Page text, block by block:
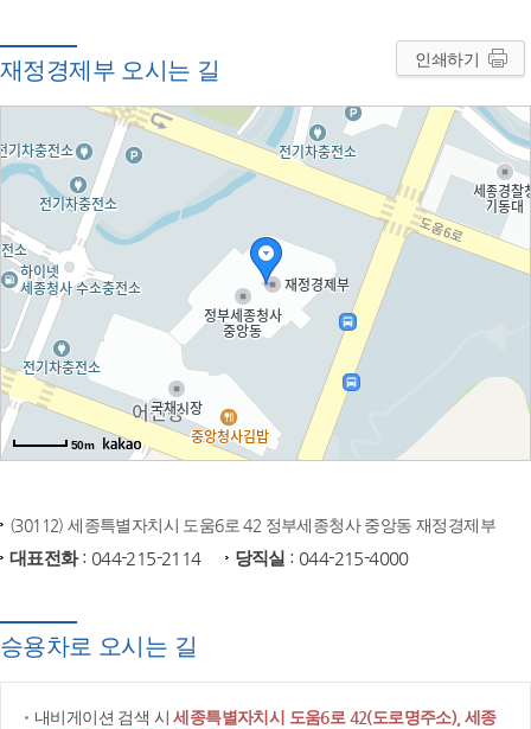
재정경제부 오시는 길 인쇄하기
50m
(30112) 세종특별자치시 도움6로 42 정부세종청사 중앙동 재정경제부
대표전화: 044-215-2114 당직실 : 044-215-4000
승용차로 오시는 길
내비게이션 검색 시세종특별자치시 도움6로 42(도로명주소), 세종